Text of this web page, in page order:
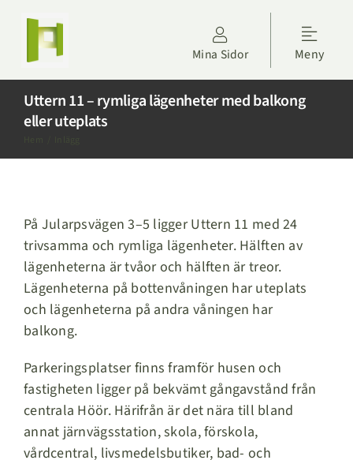
innehållet
Mina Sidor
Toggle
Nyheter
Projektdagbok
Meny
Uttern 11 – rymliga lägenheter med balkong
eller uteplats
På Jularpsvägen 3–5 ligger Uttern 11 med 24
trivsamma och rymliga lägenheter. Hälften av
lägenheterna är tvåor och hälften är treor.
Lägenheterna på bottenvåningen har uteplats
och lägenheterna på andra våningen har
balkong.
Parkeringsplatser finns framför husen och
fastigheten ligger på bekvämt gångavstånd från
centrala Höör. Härifrån är det nära till bland
annat järnvägsstation, skola, förskola,
vårdcentral, livsmedelsbutiker, bad- och